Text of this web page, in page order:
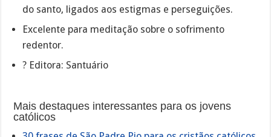
do santo, ligados aos estigmas e perseguições.
Excelente para meditação sobre o sofrimento
redentor.
? Editora: Santuário
Mais destaques interessantes para os jovens
católicos